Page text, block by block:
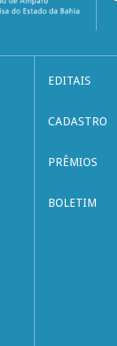
EDITAIS
CADASTRO
PRÊMIOS
BOLETIM